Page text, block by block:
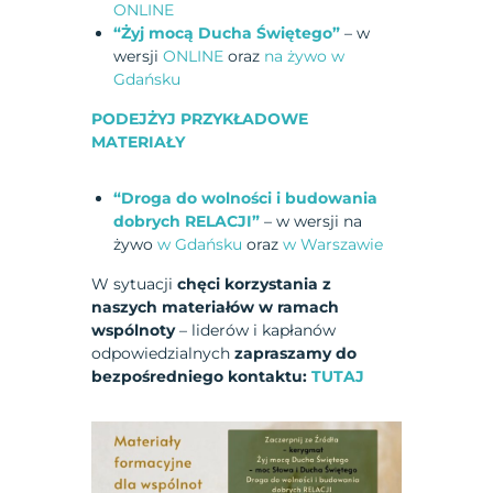
ONLINE
“Żyj mocą Ducha Świętego” – w
wersjiONLINE oraz na żywo w
Gdańsku
PODEJŻYJ PRZYKŁADOWE
MATERIAŁY
“Droga do wolności i budowania
dobrych RELACJI” – w wersji na
żywow Gdańsku orazw Warszawie
W sytuacjichęci korzystania z
naszych materiałów w ramach
wspólnoty– liderów i kapłanów
odpowiedzialnychzapraszamy do
bezpośredniego kontaktu:TUTAJ